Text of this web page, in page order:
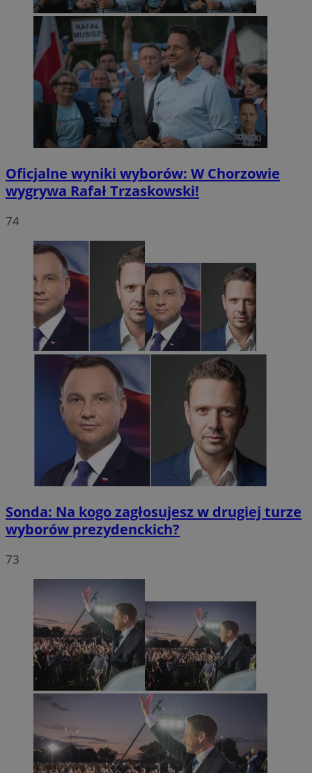
Oficjalne wyniki wyborów: W Chorzowie
wygrywa Rafał Trzaskowski!
74
Sonda: Na kogo zagłosujesz w drugiej turze
wyborów prezydenckich?
73